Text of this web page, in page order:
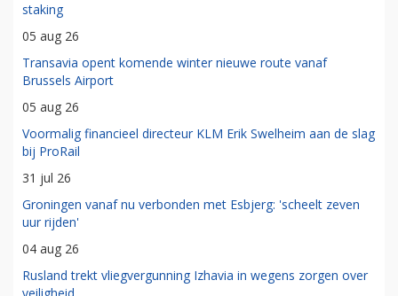
staking
05 aug 26
Transavia opent komende winter nieuwe route vanaf
Brussels Airport
05 aug 26
Voormalig financieel directeur KLM Erik Swelheim aan de slag
bij ProRail
31 jul 26
Groningen vanaf nu verbonden met Esbjerg: 'scheelt zeven
uur rijden'
04 aug 26
Rusland trekt vliegvergunning Izhavia in wegens zorgen over